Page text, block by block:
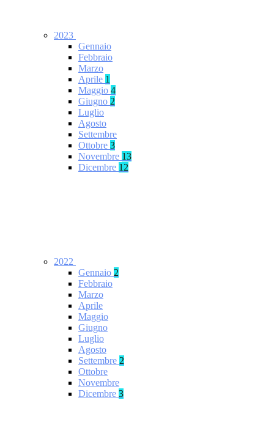
2023
Gennaio
Febbraio
Marzo
Aprile 1
Maggio 4
Giugno 2
Luglio
Agosto
Settembre
Ottobre 3
Novembre 13
Dicembre 12
2022
Gennaio 2
Febbraio
Marzo
Aprile
Maggio
Giugno
Luglio
Agosto
Settembre 2
Ottobre
Novembre
Dicembre 3